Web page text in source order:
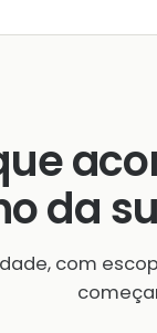
da
com